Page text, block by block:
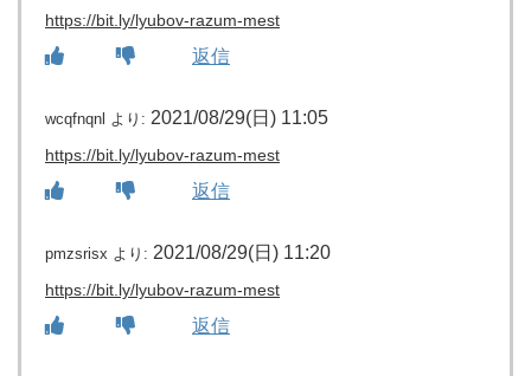
https://bit.ly/lyubov-razum-mest
返信
wcqfnqnl より: 2021/08/29(日) 11:05
https://bit.ly/lyubov-razum-mest
返信
pmzsrisx より: 2021/08/29(日) 11:20
https://bit.ly/lyubov-razum-mest
返信